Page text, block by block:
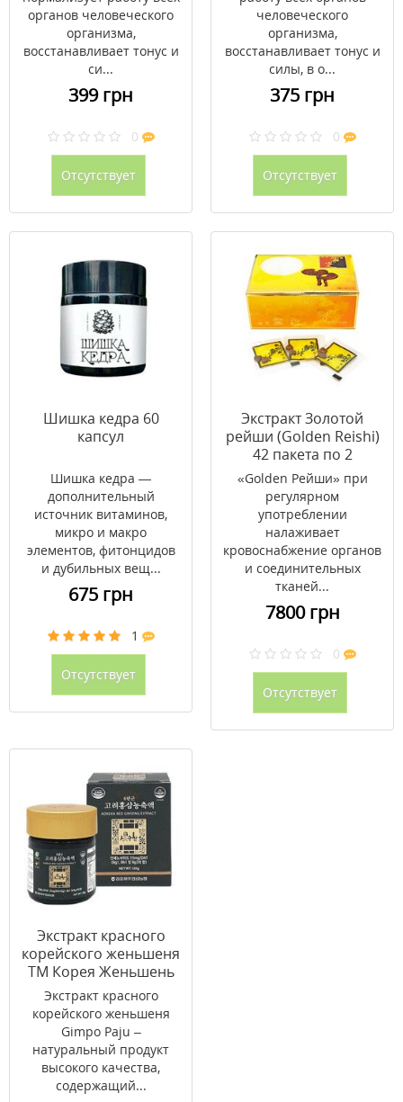
органов человеческого
организма,
восстанавливает тонус и
си...
399 грн
0
Отсутствует
человеческого
организма,
восстанавливает тонус и
силы, в о...
375 грн
0
Отсутствует
Шишка кедра 60
капсул
Шишка кедра —
дополнительный
источник витаминов,
микро и макро
элементов, фитонцидов
и дубильных вещ...
675 грн
1
Отсутствует
Экстракт Золотой
рейши (Golden Reishi)
42 пакета по 2
таблетки
«Golden Рейши» при
регулярном
употреблении
налаживает
кровоснабжение органов
и соединительных
тканей...
7800 грн
0
Отсутствует
Экстракт красного
корейского женьшеня
ТМ Корея Женьшень
Корпорейшин/Korea
Gimpo Paju 120 г
Экстракт красного
корейского женьшеня
Gimpo Paju –
натуральный продукт
высокого качества,
содержащий...